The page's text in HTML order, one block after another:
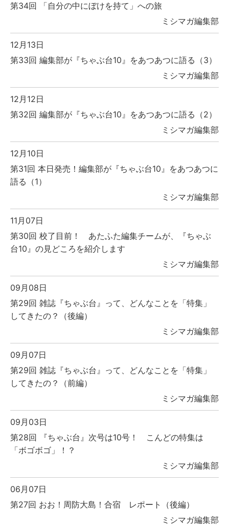
第34回 「自分の中にぼけを持て」への旅
ミシマガ編集部
12月13日
第33回 編集部が『ちゃぶ台10』をあつあつに語る（3）
ミシマガ編集部
12月12日
第32回 編集部が『ちゃぶ台10』をあつあつに語る（2）
ミシマガ編集部
12月10日
第31回 本日発売！編集部が『ちゃぶ台10』をあつあつに
語る（1）
ミシマガ編集部
11月07日
第30回 校了目前！ あたふた編集チームが、『ちゃぶ
台10』の見どころを紹介します
ミシマガ編集部
09月08日
第29回 雑誌『ちゃぶ台』って、どんなことを「特集」
してきたの？（後編）
ミシマガ編集部
09月07日
第29回 雑誌『ちゃぶ台』って、どんなことを「特集」
してきたの？（前編）
ミシマガ編集部
09月03日
第28回 『ちゃぶ台』次号は10号！ こんどの特集は
「ボゴボゴ」！？
ミシマガ編集部
06月07日
第27回 おお！周防大島！合宿 レポート（後編）
ミシマガ編集部